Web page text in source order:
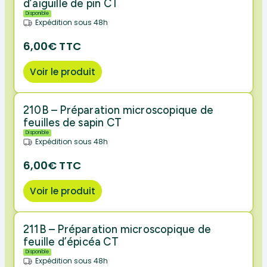
d’aiguille de pin CT
Disponible
Expédition sous 48h
6,00€ TTC
Voir le produit
210B – Préparation microscopique de
feuilles de sapin CT
Disponible
Expédition sous 48h
6,00€ TTC
Voir le produit
211B – Préparation microscopique de
feuille d’épicéa CT
Disponible
Expédition sous 48h